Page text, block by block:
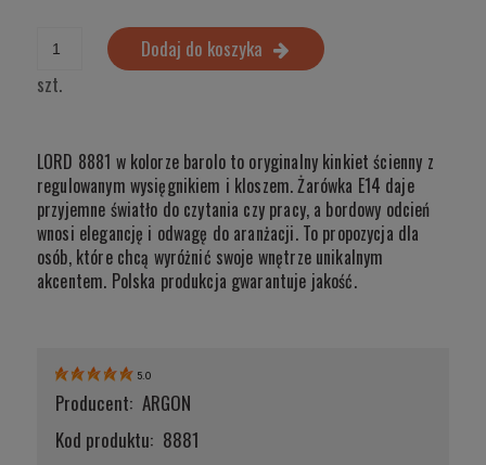
szt.
Dodaj do koszyka
LORD 8881 w kolorze barolo to oryginalny kinkiet ścienny z
regulowanym wysięgnikiem i kloszem. Żarówka E14 daje
przyjemne światło do czytania czy pracy, a bordowy odcień
wnosi elegancję i odwagę do aranżacji. To propozycja dla
osób, które chcą wyróżnić swoje wnętrze unikalnym
akcentem. Polska produkcja gwarantuje jakość.
5.0
Producent: ARGON
Kod produktu: 8881